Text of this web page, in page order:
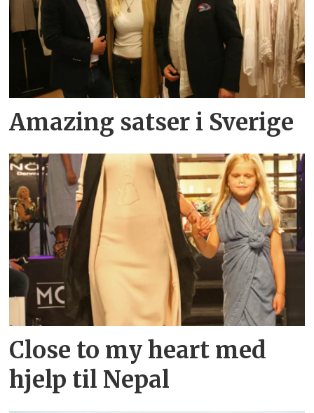
Amazing satser i Sverige
Close to my heart med
hjelp til Nepal